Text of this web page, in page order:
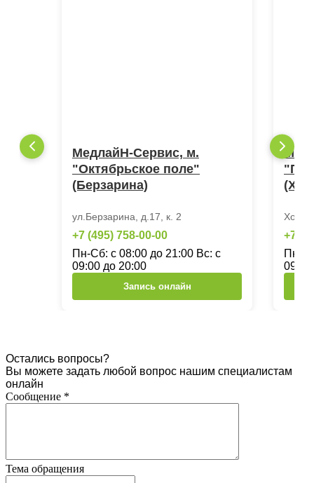
МедлайН-Сервис, м.
"Октябрьское поле"
(Берзарина)
ул.Берзарина, д.17, к. 2
+7 (495) 758-00-00
Пн-Сб: с 08:00 до 21:00 Вс: с
09:00 до 20:00
Запись онлайн
+7
Пн-
Остались вопросы?
Вы можете задать любой вопрос нашим специалистам
онлайн
Сообщение *
Тема обращения